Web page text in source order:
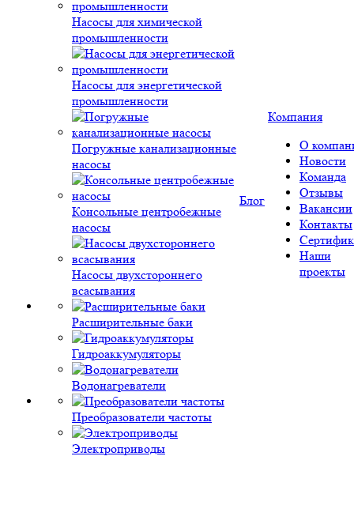
Насосы для химической
промышленности
Насосы для энергетической
промышленности
Погружные канализационные
насосы
Консольные центробежные
насосы
Насосы двухстороннего
всасывания
Расширительные баки
Гидроаккумуляторы
Водонагреватели
Преобразователи частоты
Электроприводы
Блог
Компания
О
Новости
Команда
Отзывы
Вакансии
Контакты
Наши
проекты